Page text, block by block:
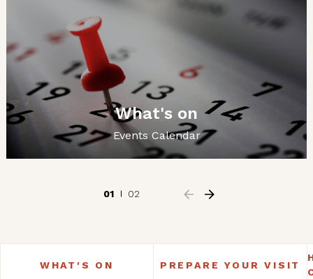
What's on
Events Calendar
01 02
WHAT'S ON PREPARE YOUR VISIT